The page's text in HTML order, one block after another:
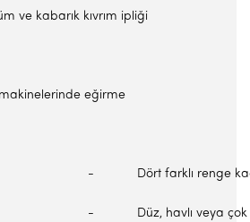
kabarık kıvrım ipliği
eğirme
- Dört farklı renge
- Düz, havlı veya çok